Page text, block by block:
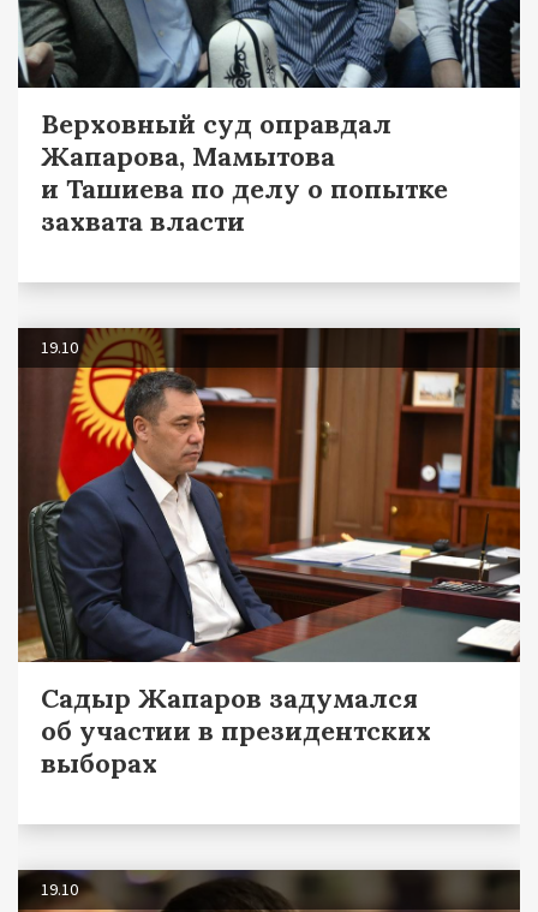
Верховный суд оправдал
Жапарова, Мамытова
и Ташиева по делу о попытке
захвата власти
19.10
Садыр Жапаров задумался
об участии в президентских
выборах
19.10